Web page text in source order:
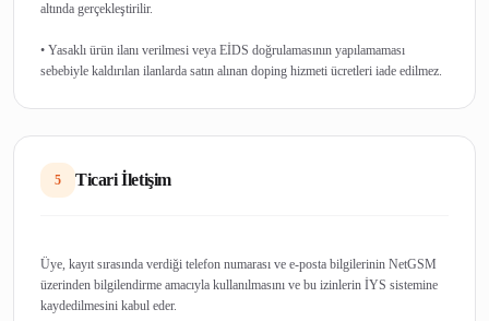
altında gerçekleştirilir.
• Yasaklı ürün ilanı verilmesi veya EİDS doğrulamasının yapılamaması
5 Ticari İletişim
Üye, kayıt sırasında verdiği telefon numarası ve e-posta bilgilerinin NetGSM
üzerinden bilgilendirme amacıyla kullanılmasını ve bu izinlerin İYS sistemine
kaydedilmesini kabul eder.